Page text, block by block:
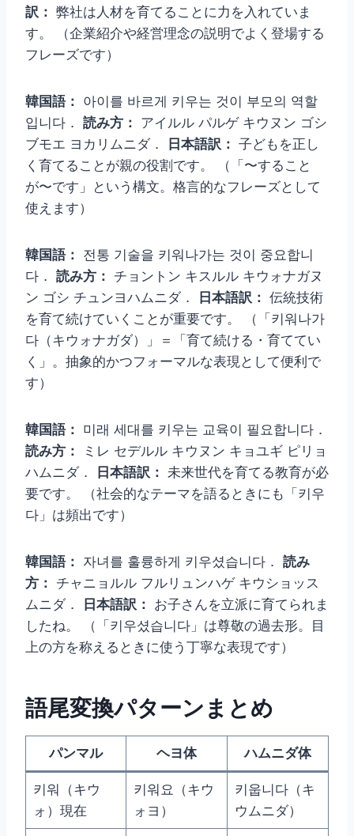
訳： 弊社は人材を育てることに力を入れていま
す。 （企業紹介や経営理念の説明でよく登場する
フレーズです）
韓国語： 아이를 바르게 키우는 것이 부모의 역할
입니다． 読み方： アイルル パルゲ キウヌン ゴシ
ブモエ ヨカリムニダ． 日本語訳： 子どもを正し
く育てることが親の役割です。 （「〜すること
が〜です」という構文。格言的なフレーズとして
使えます）
韓国語： 전통 기술을 키워나가는 것이 중요합니
다． 読み方： チョントン キスルル キウォナガヌ
ン ゴシ チュンヨハムニダ． 日本語訳： 伝統技術
を育て続けていくことが重要です。 （「키워나가
다（キウォナガダ）」＝「育て続ける・育ててい
く」。抽象的かつフォーマルな表現として便利で
す）
韓国語： 미래 세대를 키우는 교육이 필요합니다．
読み方：
ミレ セデルル キウヌン キョユギ ピリョ
ハムニダ． 日本語訳： 未来世代を育てる教育が必
要です。 （社会的なテーマを語るときにも「키우
다」は頻出です）
韓国語： 자녀를 훌륭하게 키우셨습니다． 読み
方： チャニョルル フルリュンハゲ キウショッス
ムニダ． 日本語訳： お子さんを立派に育てられま
したね。 （「키우셨습니다」は尊敬の過去形。目
上の方を称えるときに使う丁寧な表現です）
語尾変換パターンまとめ
パンマル ヘヨ体 ハムニダ体
키워（キウ
ォ）現在
키워요（キウ
ォヨ）
키웁니다（キ
ウムニダ）